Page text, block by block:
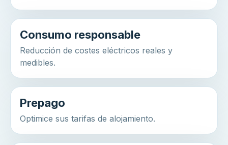
Consumo responsable
Reducción de costes eléctricos reales y
medibles.
Prepago
Optimice sus tarifas de alojamiento.